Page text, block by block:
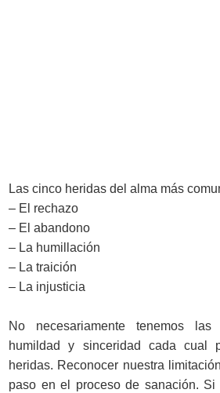
Las cinco heridas del alma más
– El rechazo
– El abandono
– La humillación
– La traición
– La injusticia
No necesariamente tenemos
humildad y sinceridad cada cual
heridas. Reconocer nuestra
paso en el proceso de sanación. Si